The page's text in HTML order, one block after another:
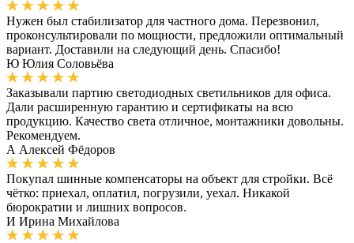
Нужен был стабилизатор для частного дома. Перезвонил,
проконсультировали по мощности, предложили оптимальный
вариант. Доставили на следующий день. Спасибо!
Ю Юлия Соловьёва
Заказывали партию светодиодных светильников для офиса.
Дали расширенную гарантию и сертификаты на всю
продукцию. Качество света отличное, монтажники довольны.
Рекомендуем.
А Алексей Фёдоров
Покупал шинные компенсаторы на объект для стройки. Всё
чётко: приехал, оплатил, погрузили, уехал. Никакой
бюрократии и лишних вопросов.
И Ирина Михайлова